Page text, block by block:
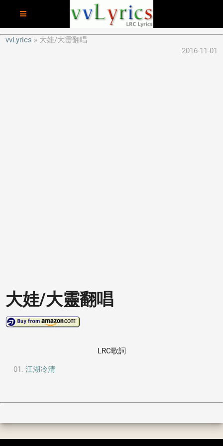
vvLyrics
大娃/大靈翻唱
2016-11-01
大娃/大靈翻唱
LRC歌詞
江湖冷清